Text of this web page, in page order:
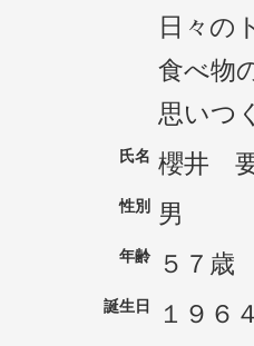
日々の
食べ物
思いつ
氏名 櫻井
性別 男
年齢 ５７歳
誕生日 １９６